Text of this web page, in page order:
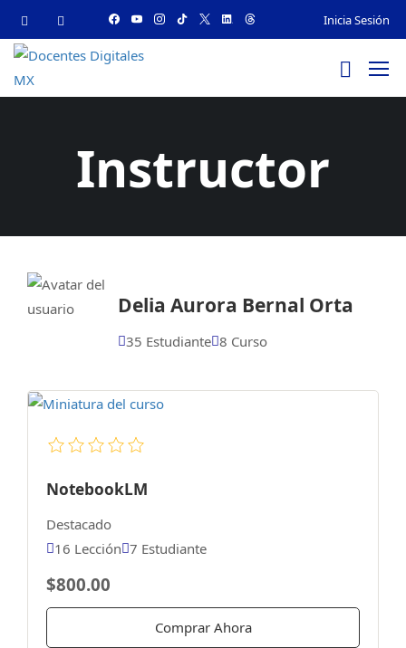
Inicia Sesión
Instructor
Delia Aurora Bernal Orta
35 Estudiante 8 Curso
NotebookLM
Destacado
16 Lección 7 Estudiante
$800.00
Comprar Ahora